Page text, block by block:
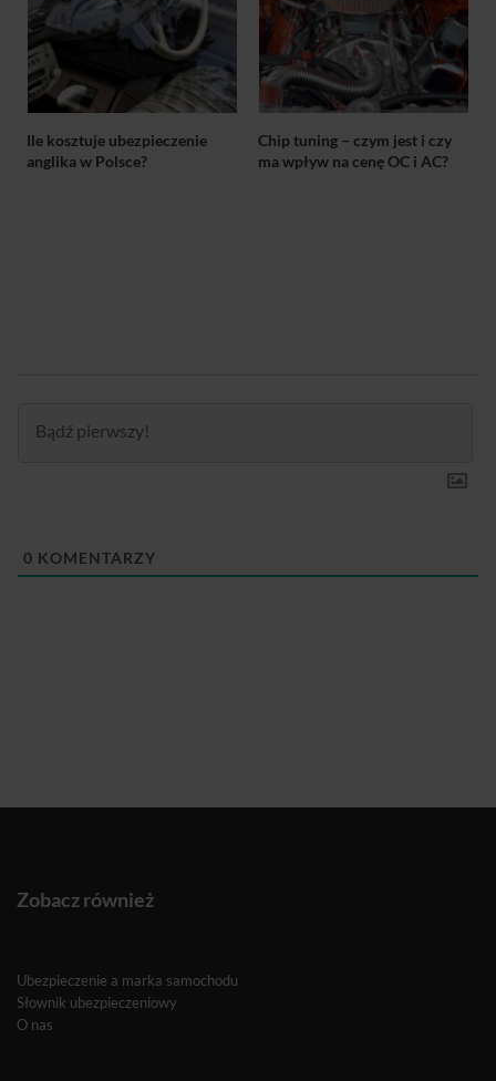
Ile kosztuje ubezpieczenie
anglika w Polsce?
Chip tuning – czym jest i czy
ma wpływ na cenę OC i AC?
0 KOMENTARZY
Zobacz również
Ubezpieczenie a marka samochodu
Słownik ubezpieczeniowy
O nas